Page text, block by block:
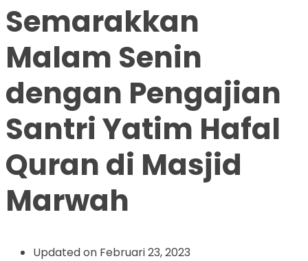
Semarakkan
Malam Senin
dengan Pengajian
Santri Yatim Hafal
Quran di Masjid
Marwah
Updated on Februari 23, 2023